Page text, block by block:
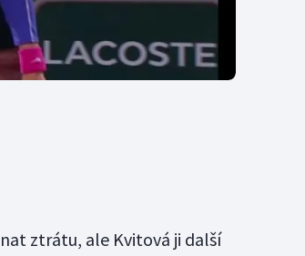
ztrátu, ale Kvitová ji další